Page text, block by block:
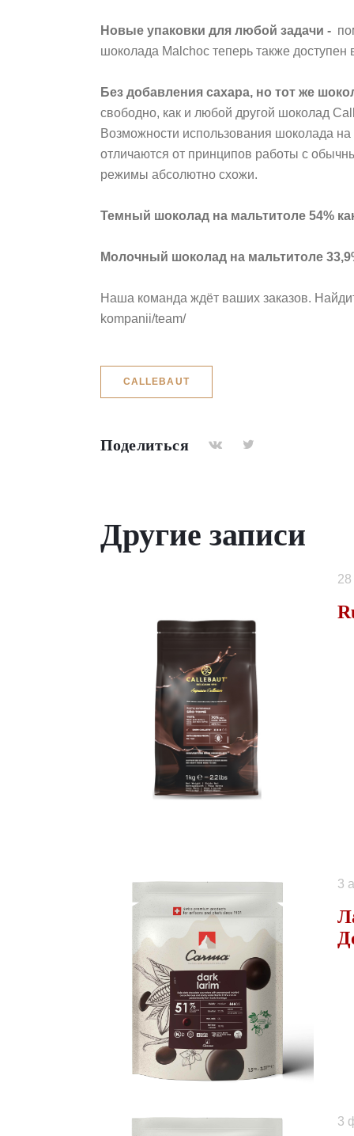
Новые упаковки для любой задачи -
шоколада Malchoc теперь также
Без добавления сахара, но тот же
свободно, как и любой другой шоколад
Возможности использования шоколада
отличаются от принципов работы с
режимы абсолютно схожи.
Темный шоколад на мальтитоле 54%
Молочный шоколад на мальтитоле
Наша команда ждёт ваших заказов.
kompanii/team/
CALLEBAUT
Поделиться
Другие записи
3
3